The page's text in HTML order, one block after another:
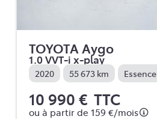
TOYOTA Aygo
1.0 VVT-i x-play
2020 55 673 km Essence
10 990 € TTC
ou à partir de 159 €/mois